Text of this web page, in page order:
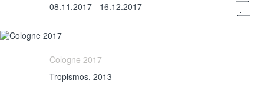
08.11.2017 - 16.12.2017
Cologne 2017
Tropismos, 2013